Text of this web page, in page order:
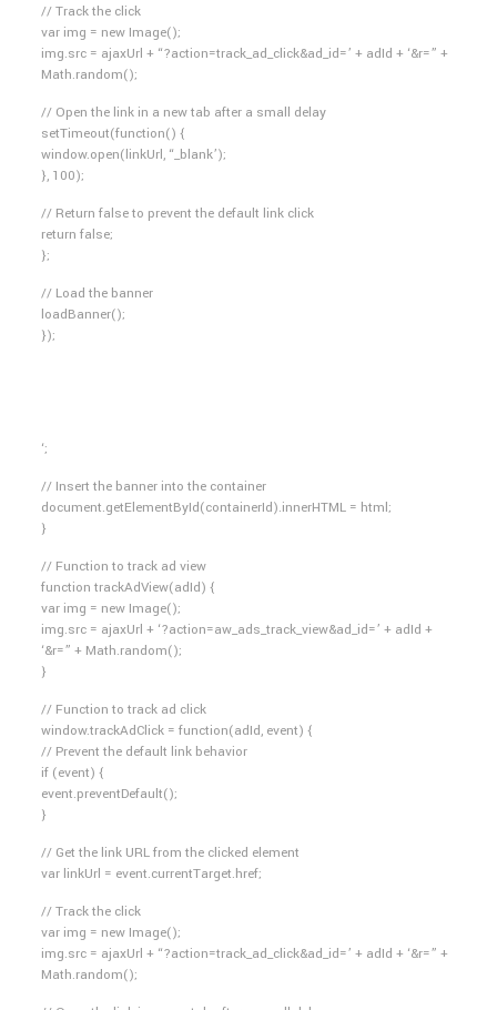
// Track the click
var img = new Image();
img.src = ajaxUrl + “?action=track_ad_click&ad_id=’ + adId + ‘&r=” +
Math.random();
// Open the link in a new tab after a small delay
setTimeout(function() {
window.open(linkUrl, “_blank’);
}, 100);
// Return false to prevent the default link click
return false;
};
// Load the banner
loadBanner();
});
‘;
// Insert the banner into the container
document.getElementById(containerId).innerHTML = html;
}
// Function to track ad view
function trackAdView(adId) {
var img = new Image();
img.src = ajaxUrl + ‘?action=aw_ads_track_view&ad_id=’ + adId +
‘&r=” + Math.random();
}
// Function to track ad click
window.trackAdClick = function(adId, event) {
// Prevent the default link behavior
if (event) {
event.preventDefault();
}
// Get the link URL from the clicked element
var linkUrl = event.currentTarget.href;
// Track the click
var img = new Image();
img.src = ajaxUrl + “?action=track_ad_click&ad_id=’ + adId + ‘&r=” +
Math.random();